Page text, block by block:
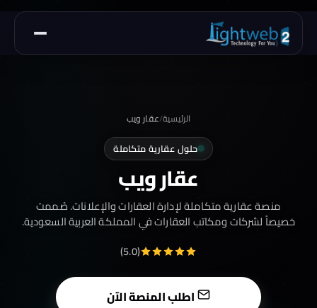
الرئيسية/عقار ويب
حلول عقارية متكاملة
عقار ويب
منصة عقارية متكاملة لإدارة العقارات والإعلانات. صُممت
خصيصاً لشركات ومكاتب العقارات في المملكة العربية السعودية.
(5.0)
اطلب المنصة الآن